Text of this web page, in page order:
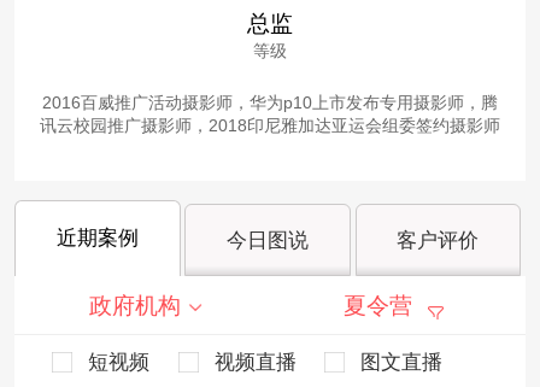
总监
等级
2016百威推广活动摄影师，华为p10上市发布专用摄影师，腾
讯云校园推广摄影师，2018印尼雅加达亚运会组委签约摄影师
近期案例 今日图说 客户评价
政府机构 夏令营
短视频 视频直播
图文直播